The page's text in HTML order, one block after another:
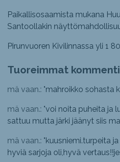
Paikallisosaamista mukana
Santoollakin
Pirunvuoren Kivilinnassa yli 1
Tuoreimmat
mä vaan.: "mahroikko sohasta
mä vaan.: "voi noita puheita ja
sattuu mutta järki jäänyt siis
mä vaan.: "kuusniemi.turpeita
hyviä sarjoja oli,hyvä